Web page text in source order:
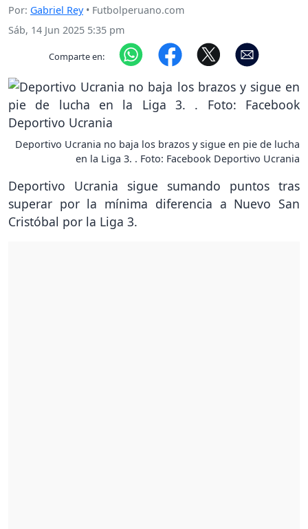
Por: Gabriel Rey• Futbolperuano.com
Sáb, 14 Jun 2025 5:35 pm
Comparte en:
Deportivo Ucrania no baja los brazos y sigue en pie de lucha
en la Liga 3. . Foto: Facebook Deportivo Ucrania
Deportivo Ucrania sigue sumando puntos tras
superar por la mínima diferencia a Nuevo San
Cristóbal por la Liga 3.